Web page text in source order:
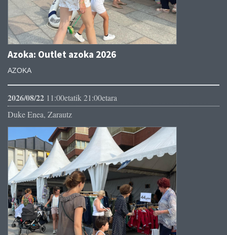
Azoka: Outlet azoka 2026
AZOKA
2026/08/22 11:00etatik 21:00etara
Duke Enea, Zarautz